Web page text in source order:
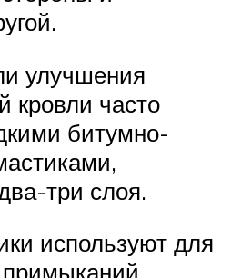
улучшения
кровли часто
битумно-
три слоя.
используют для